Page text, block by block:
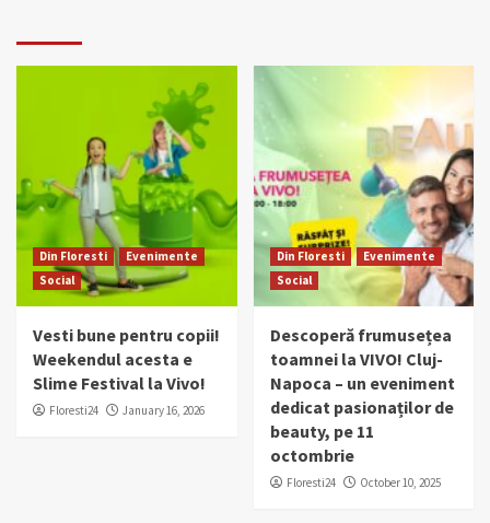
Din Floresti
Evenimente
Social
Vesti bune pentru copii!
Weekendul acesta e
Slime Festival la Vivo!
Floresti24 January 16, 2026
Din Floresti
Evenimente
Social
Descoperă frumusețea
toamnei la VIVO! Cluj-
Napoca – un eveniment
dedicat pasionaților de
beauty, pe 11
octombrie
Floresti24 October 10, 2025